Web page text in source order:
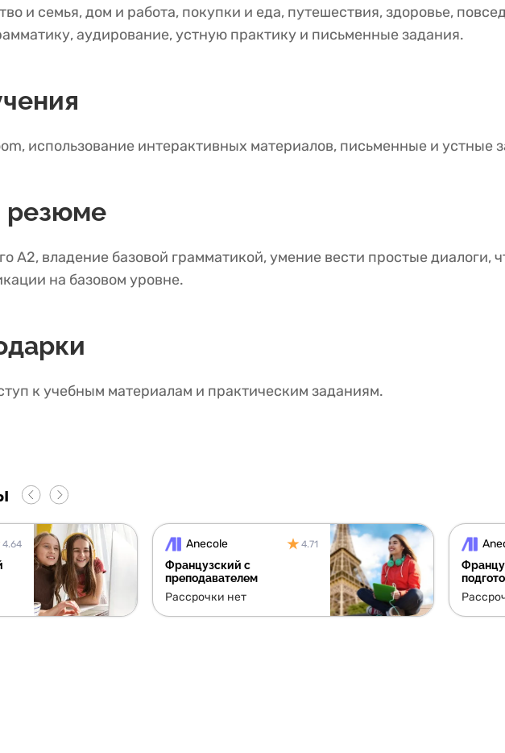
и семья, дом и работа, покупки и еда, путешествия, здоровье,
аудирование, устную практику и письменные задания.
использование интерактивных материалов, письменные и устные
резюме
A2, владение базовой грамматикой, умение вести простые диалоги,
на базовом уровне.
к учебным материалам и практическим заданиям.
4.64 Anecole 4.71
Французский с
преподавателем
Рассрочки нет